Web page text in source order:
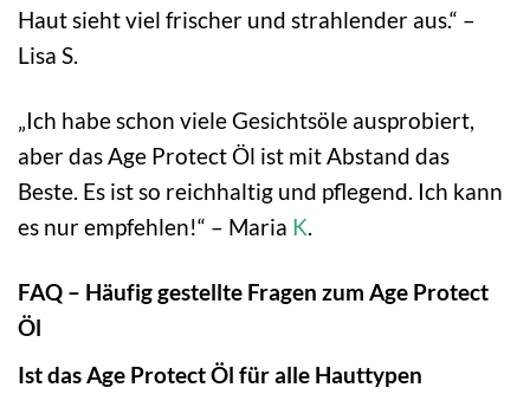
Haut sieht viel frischer und strahlender aus.“ –
Lisa S.
„Ich habe schon viele Gesichtsöle ausprobiert,
aber das Age Protect Öl ist mit Abstand das
Beste. Es ist so reichhaltig und pflegend. Ich kann
es nur empfehlen!“ – Maria K.
FAQ – Häufig gestellte Fragen zum Age Protect
Öl
Ist das Age Protect Öl für alle Hauttypen